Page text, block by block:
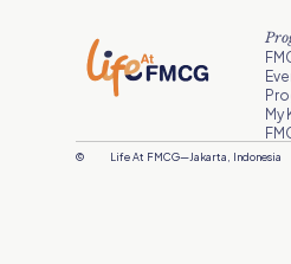
My
© Life At FMCG—Jakarta, Indonesia